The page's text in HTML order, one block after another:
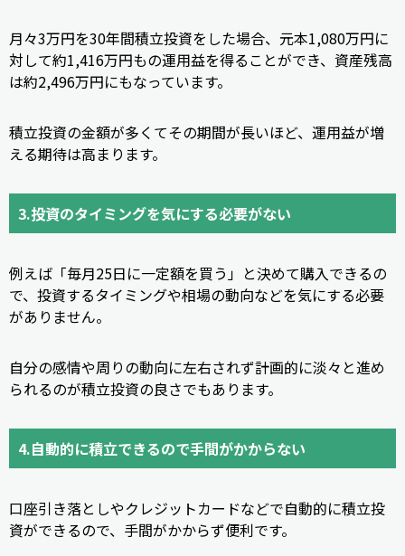
月々3万円を30年間積立投資をした場合、元本1,080万円に
対して約1,416万円もの運用益を得ることができ、資産残高
は約2,496万円にもなっています。
積立投資の金額が多くてその期間が長いほど、運用益が増
える期待は高まります。
3.投資のタイミングを気にする必要がない
例えば「毎月25日に一定額を買う」と決めて購入できるの
で、投資するタイミングや相場の動向などを気にする必要
がありません。
自分の感情や周りの動向に左右されず計画的に淡々と進め
られるのが積立投資の良さでもあります。
4.自動的に積立できるので手間がかからない
口座引き落としやクレジットカードなどで自動的に積立投
資ができるので、手間がかからず便利です。